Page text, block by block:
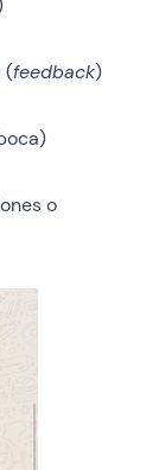
(feedback)
o